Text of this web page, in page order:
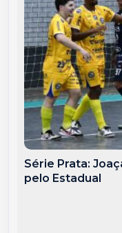
Série Prata:
pelo Estadual